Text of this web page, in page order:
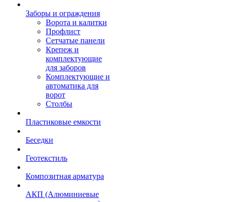
Заборы и ограждения
Ворота и калитки
Профлист
Сетчатые панели
Крепеж и
комплектующие
для заборов
Комплектующие и
автоматика для
ворот
Столбы
Пластиковые емкости
Беседки
Геотекстиль
Композитная арматура
АКП (Алюминиевые